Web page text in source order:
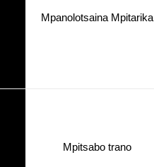
Mpanolotsaina Mpitarika
Mpitsabo trano